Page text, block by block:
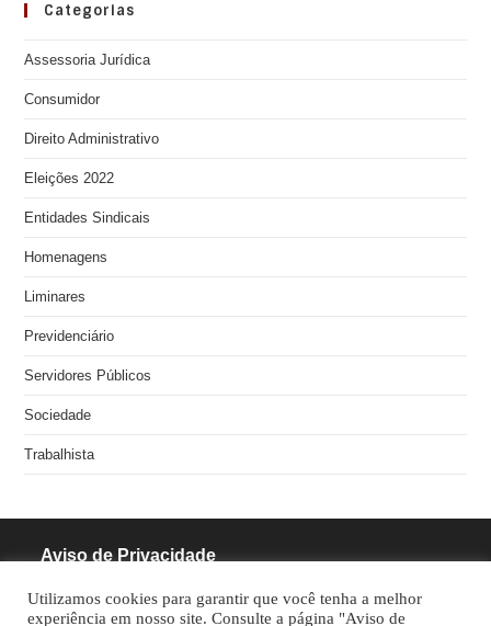
Categorias
Assessoria Jurídica
Consumidor
Direito Administrativo
Eleições 2022
Entidades Sindicais
Homenagens
Liminares
Previdenciário
Servidores Públicos
Sociedade
Trabalhista
Aviso de Privacidade
RODRIGUES PINHEIRO ADVOCACIA S/S
Utilizamos cookies para garantir que você tenha a melhor
experiência em nosso site. Consulte a página "Aviso de